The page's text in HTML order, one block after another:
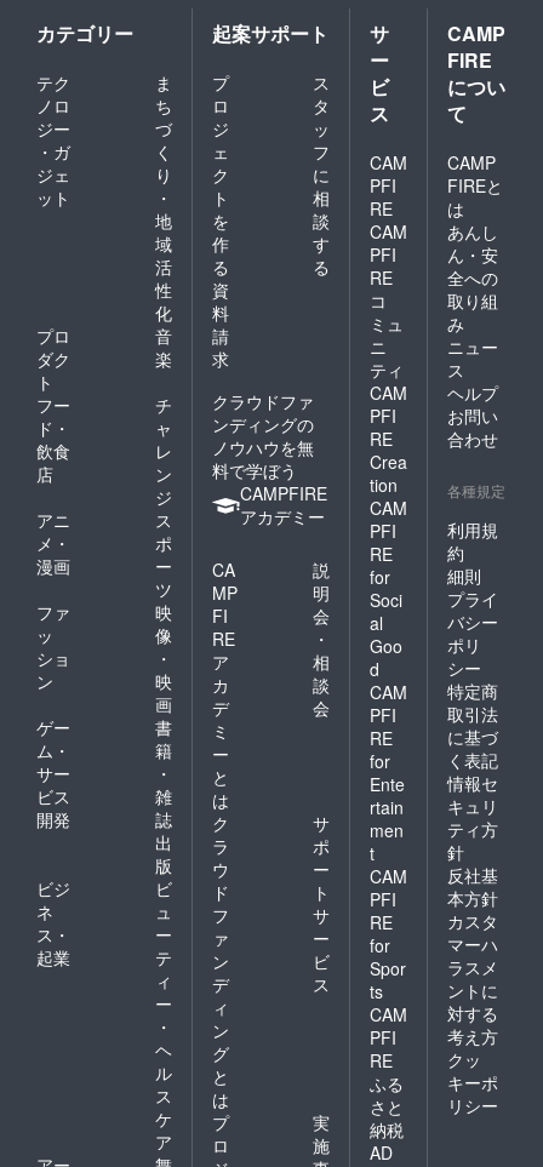
折りた
たみ
ラック2
個 ・材
質：本
体：ポ
リプロ
ン、
脚：ポ
リスチ
レン ・
単品サ
イズ：
32cm×
20cm×
15.9cm
■収納用
バッグ
・サイ
ズ：A4
サイズ
※このプ
「CAM
PFIRE
Social
good」
に該当
す。
※「CA
MPFIRE
Social
good」
は社会
課題の
解決を
図る活
動を支
援する
もので
す。支
援金額
の手数
（12％
＋税）
をご支
援くだ
さる皆
様にご
負担い
ただく
事にな
カテゴリー
テク
ノロ
ジー
・ガ
ジェ
ット
ま
ち
づ
く
り
・
地
域
活
性
化
プロ
ダク
ト
音
楽
フー
ド・
飲食
店
チ
ャ
レ
ン
ジ
アニ
メ・
漫画
ス
ポ
ー
ツ
ファ
ッ
ショ
ン
映
像
・
映
画
ゲー
ム・
サー
ビス
開発
書
籍
・
雑
誌
出
版
ビジ
ネ
ス・
起業
ビ
ュ
ー
テ
ィ
ー
・
ヘ
ル
ス
ケ
ア
起案サポート
プ
ロ
ジ
ェ
ク
ト
を
作
る
ス
タ
ッ
フ
に
相
談
す
る
資
料
請
求
クラウドファ
ンディングの
ノウハウを無
料で学ぼう
CAMPFIRE
アカデミー
CA
MP
FI
RE
ア
カ
デ
ミ
ー
と
は
説
明
会
・
相
談
会
ク
ラ
ウ
ド
フ
ァ
ン
デ
ィ
ン
グ
と
は
サ
ポ
ー
ト
サ
ー
ビ
ス
プ
ロ
実
施
サ
ー
ビ
ス
CAM
PFI
RE
CAM
PFI
RE
コ
ミュ
ニ
ティ
CAM
PFI
RE
Crea
tion
CAM
PFI
RE
for
Soci
al
Goo
d
CAM
PFI
RE
for
Ente
rtain
men
t
CAM
PFI
RE
for
Spor
ts
CAM
PFI
RE
ふる
さと
納税
AD
CAMP
FIRE
につい
て
CAMP
FIREと
は
あんし
ん・安
全への
取り組
み
ニュー
ス
ヘルプ
お問い
合わせ
各種規定
利用規
約
細則
プライ
バシー
ポリ
シー
特定商
取引法
に基づ
く表記
情報セ
キュリ
ティ方
針
反社基
本方針
カスタ
マーハ
ラスメ
ントに
対する
考え方
クッ
キーポ
リシー